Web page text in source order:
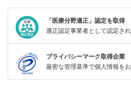
「医療分野適正」認定を取得
適正認定事業者として認定され
プライバシーマーク取得企業
厳密な管理基準で個人情報をお